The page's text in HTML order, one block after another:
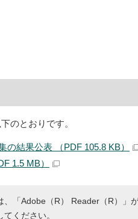
のとおりです。
結果公表 （PDF 105.8 KB）
1.5 MB）
、「Adobe（R） Reader（R）」
ください。